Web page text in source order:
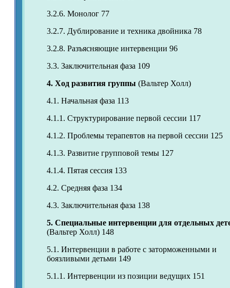
3.2.6. Монолог 77
3.2.7. Дублирование и техника двойника 78
3.2.8. Разъясняющие интервенции 96
3.3. Заключительная фаза 109
4. Ход развития группы (Вальтер Холл)
4.1. Начальная фаза 113
4.1.1. Структурирование первой сессии 117
4.1.2. Проблемы терапевтов на первой сессии 125
4.1.3. Развитие групповой темы 127
4.1.4. Пятая сессия 133
4.2. Средняя фаза 134
4.3. Заключительная фаза 138
5. Специальные интервенции для отдельных
(Вальтер Холл) 148
5.1. Интервенции в работе с заторможенными и
боязливыми детьми 149
5.1.1. Интервенции из позиции ведущих 151